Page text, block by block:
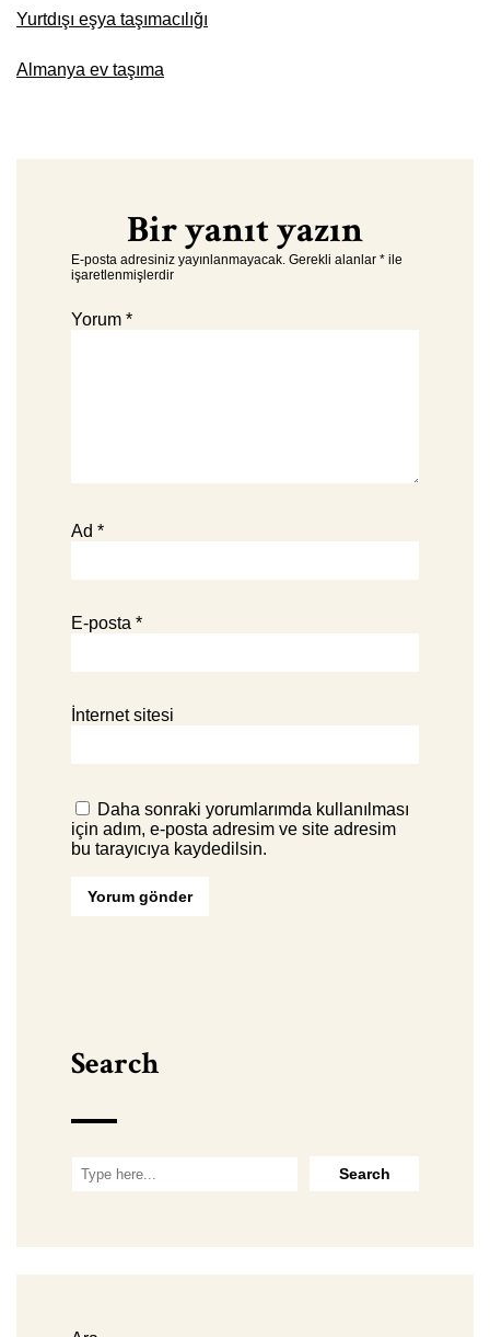
Yurtdışı eşya taşımacılığı
Almanya ev taşıma
Bir yanıt yazın
E-posta adresiniz yayınlanmayacak. Gerekli alanlar * ile
işaretlenmişlerdir
Yorum *
Ad *
E-posta *
İnternet sitesi
Daha sonraki yorumlarımda kullanılması
için adım, e-posta adresim ve site adresim
bu tarayıcıya kaydedilsin.
Search